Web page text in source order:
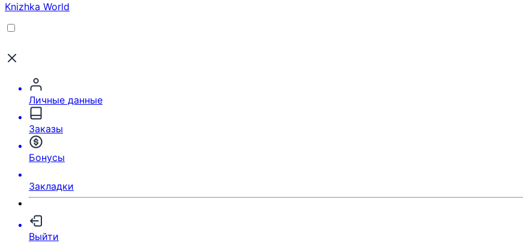
Knizhka World
Личные данные
Заказы
Бонусы
Закладки
Выйти